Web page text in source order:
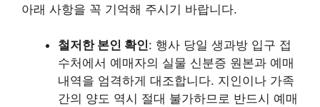
아래 사항을 꼭 기억해 주시기 바랍니다.
철저한 본인 확인: 행사 당일 생과방 입구 접
수처에서 예매자의 실물 신분증 원본과 예매
내역을 엄격하게 대조합니다. 지인이나 가족
간의 양도 역시 절대 불가하므로 반드시 예매